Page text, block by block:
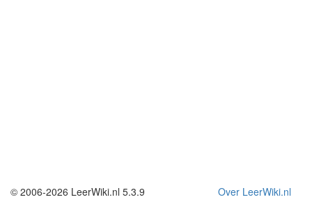
Over LeerWiki.nl
© 2006-2026 LeerWiki.nl 5.3.9